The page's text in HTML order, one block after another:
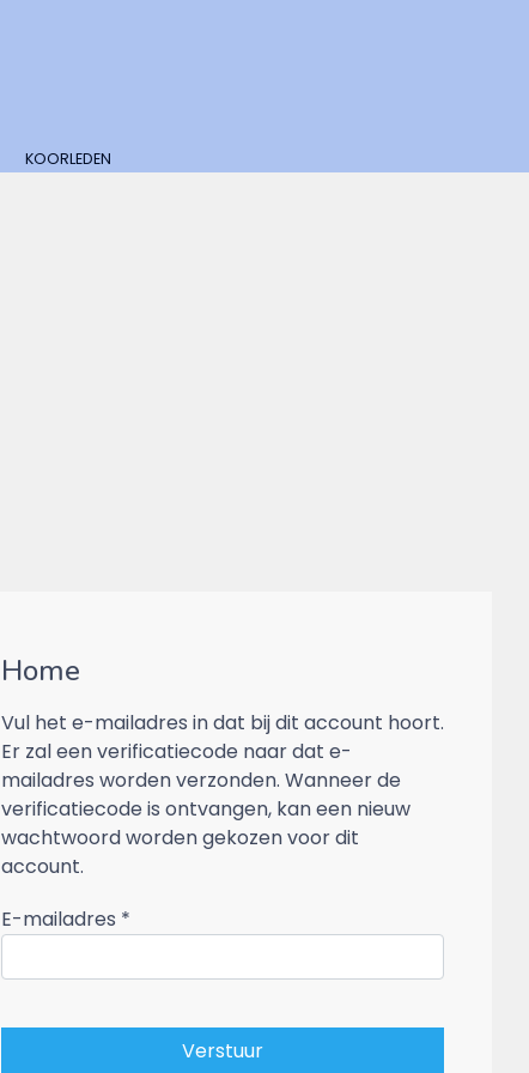
KOORLEDEN
Home
Vul het e-mailadres in dat bij dit account hoort.
Er zal een verificatiecode naar dat e-
mailadres worden verzonden. Wanneer de
verificatiecode is ontvangen, kan een nieuw
wachtwoord worden gekozen voor dit
account.
E-mailadres *
Verstuur